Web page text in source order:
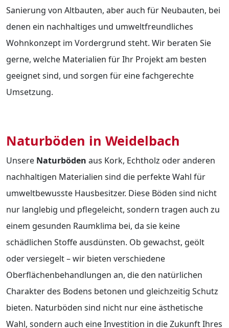
Sanierung von Altbauten, aber auch für Neubauten, bei
denen ein nachhaltiges und umweltfreundliches
Wohnkonzept im Vordergrund steht. Wir beraten Sie
gerne, welche Materialien für Ihr Projekt am besten
geeignet sind, und sorgen für eine fachgerechte
Umsetzung.
Naturböden in Weidelbach
Unsere Naturböden aus Kork, Echtholz oder anderen
nachhaltigen Materialien sind die perfekte Wahl für
umweltbewusste Hausbesitzer. Diese Böden sind nicht
nur langlebig und pflegeleicht, sondern tragen auch zu
einem gesunden Raumklima bei, da sie keine
schädlichen Stoffe ausdünsten. Ob gewachst, geölt
oder versiegelt – wir bieten verschiedene
Oberflächenbehandlungen an, die den natürlichen
Charakter des Bodens betonen und gleichzeitig Schutz
bieten. Naturböden sind nicht nur eine ästhetische
Wahl, sondern auch eine Investition in die Zukunft Ihres